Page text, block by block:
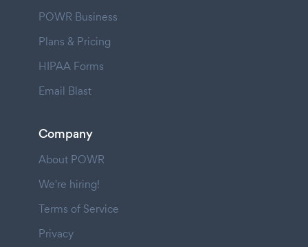
POWR Business
Plans & Pricing
HIPAA Forms
Email Blast
Company
About POWR
We're hiring!
Terms of Service
Privacy